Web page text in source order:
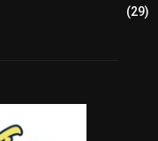
(29)